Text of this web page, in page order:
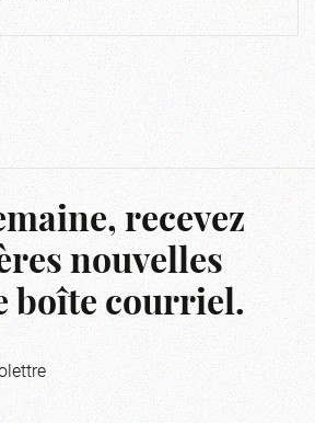
recevez
nouvelles
boîte courriel.